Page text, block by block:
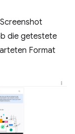
die getestete
Format